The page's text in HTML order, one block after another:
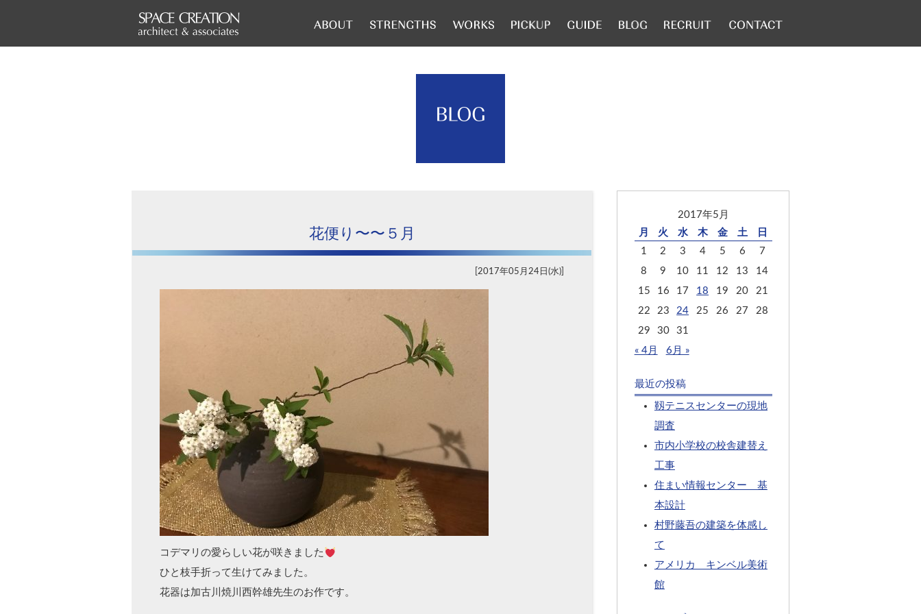
花便り〜〜５月
2017年05月24日(水)
コデマリの愛らしい花が咲きました
ひと枝手折って生けてみました。
花器は加古川焼川西幹雄先生のお作です。
2017年5月
月
火 水 木 金 土
日
1
2 3 4 5 6
7
8
9 10 11 12 13
14
15
16 17 18 19 20
21
22
23 24 25 26 27
28
29
30
31
« 4月
6月 »
最近の投稿
靱テニスセンターの現地
調査
市内小学校の校舎建替え
工事
住まい情報センター 基
本設計
村野藤吾の建築を体感し
て
アメリカ キンベル美術
館